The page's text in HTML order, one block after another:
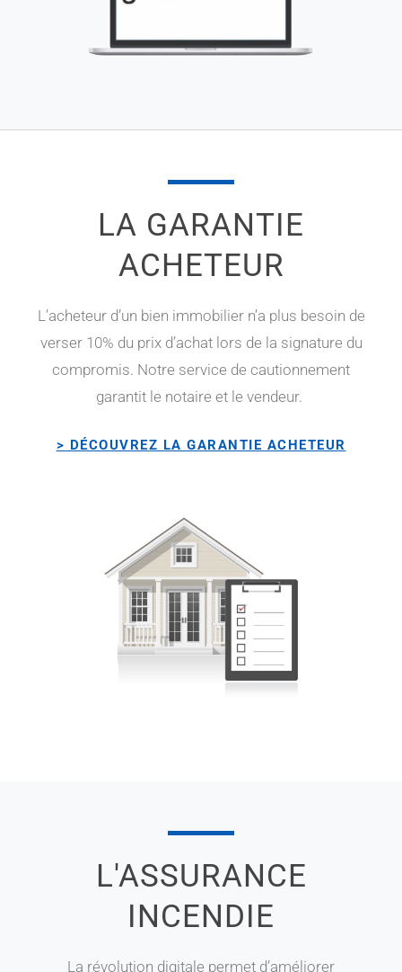
LA GARANTIE
ACHETEUR
L’acheteur d’un bien immobilier n’a plus besoin de
verser 10% du prix d’achat lors de la signature du
compromis. Notre service de cautionnement
garantit le notaire et le vendeur.
> DÉCOUVREZ LA GARANTIE ACHETEUR
L'ASSURANCE
INCENDIE
La révolution digitale permet d’améliorer